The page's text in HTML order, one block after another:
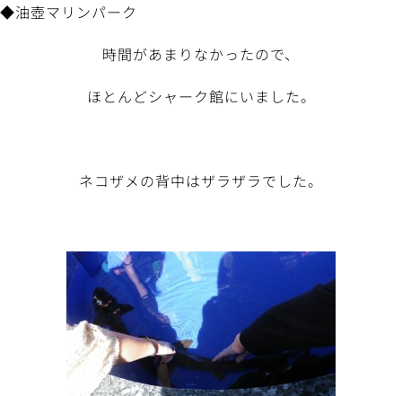
◆油壺マリンパーク
時間があまりなかったので、
ほとんどシャーク館にいました。
ネコザメの背中はザラザラでした。